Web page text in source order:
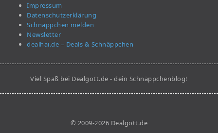
Impressum
Datenschutzerklärung
Schnäppchen melden
Newsletter
dealhai.de – Deals & Schnäppchen
Viel Spaß bei Dealgott.de - dein Schnäppchenblog!
© 2009-2026 Dealgott.de